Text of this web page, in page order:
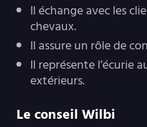
Il échange avec les
chevaux.
Il assure un rôle de
Il représente l’écurie
extérieurs.
Le conseil Wilbi